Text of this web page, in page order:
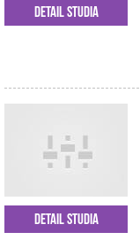
Detail studia
Detail studia